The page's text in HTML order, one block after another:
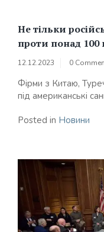
Не тільки
проти понад 100
12.12.2023 0
Фірми з Китаю,
під американські
Posted in Новини